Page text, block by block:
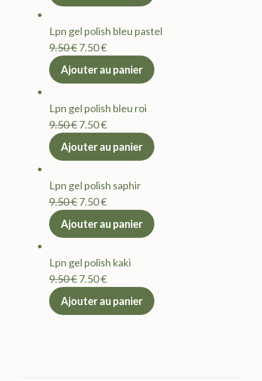
9.50 €.7.50 €.
Lpn gel polish bleu pastel
9.50€Le
prix
9.50 €.
7.50€Le
actuel
7.50 €.
Ajouter au panier
Lpn gel polish bleu roi
9.50€Le
prix
9.50 €.
7.50€Le
actuel
7.50 €.
Ajouter au panier
Lpn gel polish saphir
9.50€Le
prix
9.50 €.
7.50€Le
actuel
7.50 €.
Ajouter au panier
Lpn gel polish kaki
9.50€Le
prix
7.50€Le
actuel
Ajouter au panier